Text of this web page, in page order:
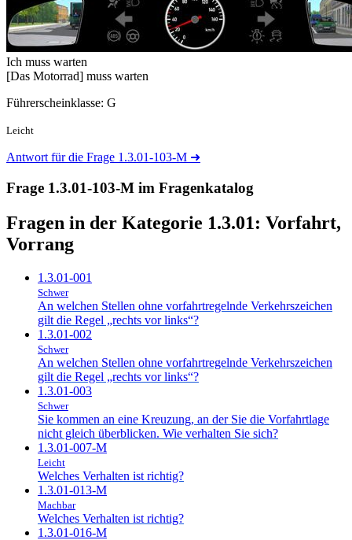
Ich muss warten
[Das Motorrad] muss warten
Führerscheinklasse: G
Leicht
Antwort für die Frage 1.3.01-103-M ➜
Frage 1.3.01-103-M im Fragenkatalog
Fragen in der Kategorie 1.3.01: Vorfahrt,
Vorrang
1.3.01-001
Schwer
An welchen Stellen ohne vorfahrtregelnde Verkehrszeichen
gilt die Regel „rechts vor links“?
1.3.01-002
Schwer
An welchen Stellen ohne vorfahrtregelnde Verkehrszeichen
gilt die Regel „rechts vor links“?
1.3.01-003
Schwer
Sie kommen an eine Kreuzung, an der Sie die Vorfahrtlage
nicht gleich überblicken. Wie verhalten Sie sich?
1.3.01-007-M
Leicht
Welches Verhalten ist richtig?
1.3.01-013-M
Machbar
Welches Verhalten ist richtig?
1.3.01-016-M